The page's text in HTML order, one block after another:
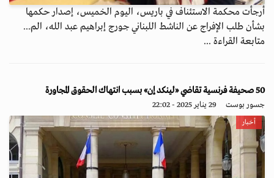
أرجأت محكمة الاستئناف في باريس، اليوم الخميس، إصدار حكمها
بشأن طلب الإفراج عن الناشط اللبناني جورج إبراهيم عبد الله، الم...
متابعة القراءة ...
50 صحيفة فرنسية تقاضي «لينكد إن» بسبب انتهاك الحقوق المجاورة
جسور بوست 29 يناير 2025 - 22:02
أخبار